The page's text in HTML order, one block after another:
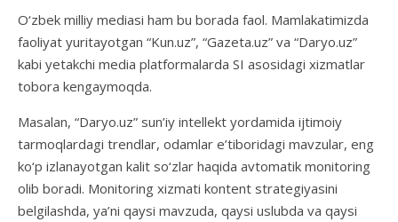
O‘zbek milliy mediasi ham bu borada faol. Mamlakatimizda
faoliyat yuritayotgan “Kun.uz”, “Gazeta.uz” va “Daryo.uz”
kabi yetakchi media platformalarda SI asosidagi xizmatlar
tobora kengaymoqda.
Masalan, “Daryo.uz” sun’iy intellekt yordamida ijtimoiy
tarmoqlardagi trendlar, odamlar e’tiboridagi mavzular, eng
ko‘p izlanayotgan kalit so‘zlar haqida avtomatik monitoring
olib boradi. Monitoring xizmati kontent strategiyasini
belgilashda, ya’ni qaysi mavzuda, qaysi uslubda va qaysi